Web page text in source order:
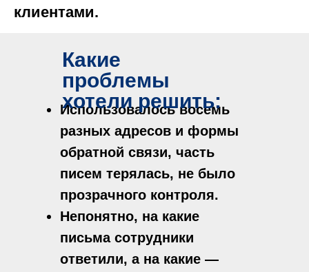
клиентами.
Использовалось восемь
разных адресов и формы
обратной связи, часть
писем терялась, не было
прозрачного контроля.
Непонятно, на какие
письма сотрудники
ответили, а на какие —
Какие
проблемы
хотели решить: